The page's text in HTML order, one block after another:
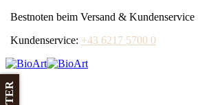
Bestnoten beim Versand & Kundenservice
Kundenservice: +43 6217 5700 0